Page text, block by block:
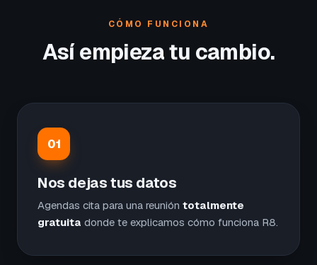
CÓMO FUNCIONA
Así empieza tu cambio.
01
Nos dejas tus datos
Agendas cita para una reunión totalmente
gratuita donde te explicamos cómo funciona R8.